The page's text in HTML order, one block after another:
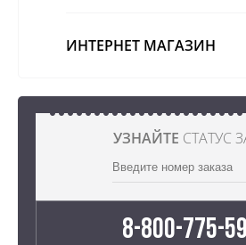
ИНТЕРНЕТ МАГАЗИН
УЗНАЙТЕ СТАТУС
8-800-775-